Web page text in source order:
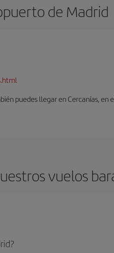
de Madrid
puedes llegar en Cercanías, en
vuelos